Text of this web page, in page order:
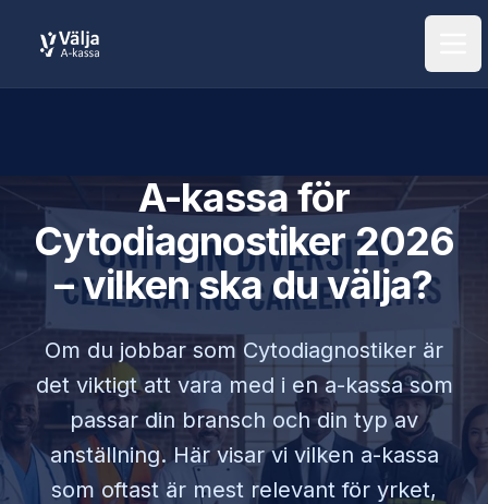
A-kassa för
Cytodiagnostiker2026
– vilken ska du välja?
Om du jobbar som Cytodiagnostiker är
det viktigt att vara med i en a-kassa som
passar din bransch och din typ av
anställning. Här visar vi vilken a-kassa
som oftast är mest relevant för yrket,